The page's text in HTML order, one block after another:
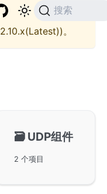
搜索
2.10.x(Latest))。
🗃️ UDP组件
2 个项目